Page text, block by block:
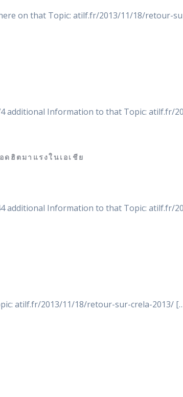
on that Topic: atilf.fr/2013/11/18/retour-
additional Information to that Topic: atilf.fr/
ฮิตมาแรงในเอเชีย
additional Information to that Topic: atilf.fr/
atilf.fr/2013/11/18/retour-sur-crela-2013/